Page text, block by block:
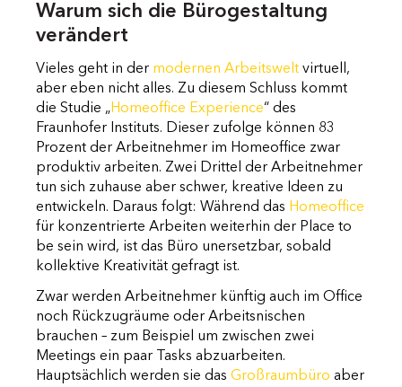
Warum sich die Bürogestaltung
verändert
Vieles geht in der modernen Arbeitswelt virtuell,
aber eben nicht alles. Zu diesem Schluss kommt
die Studie „Homeoffice Experience“ des
Fraunhofer Instituts. Dieser zufolge können 83
Prozent der Arbeitnehmer im Homeoffice zwar
produktiv arbeiten. Zwei Drittel der Arbeitnehmer
tun sich zuhause aber schwer, kreative Ideen zu
entwickeln. Daraus folgt: Während das Homeoffice
für konzentrierte Arbeiten weiterhin der Place to
be sein wird, ist das Büro unersetzbar, sobald
kollektive Kreativität gefragt ist.
Zwar werden Arbeitnehmer künftig auch im Office
noch Rückzugräume oder Arbeitsnischen
brauchen – zum Beispiel um zwischen zwei
Meetings ein paar Tasks abzuarbeiten.
Hauptsächlich werden sie das Großraumbüro aber